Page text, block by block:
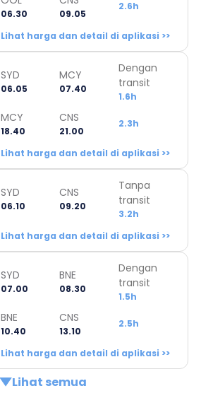
06.30 09.05
2.6h
Lihat harga dan detail di aplikasi >>
SYD
06.05
MCY
07.40
Dengan
transit
1.6h
MCY
18.40
CNS
21.00
2.3h
Lihat harga dan detail di aplikasi >>
SYD
06.10
CNS
09.20
Tanpa
transit
3.2h
Lihat harga dan detail di aplikasi >>
SYD
07.00
BNE
08.30
Dengan
transit
1.5h
BNE
10.40
CNS
13.10
2.5h
Lihat harga dan detail di aplikasi >>
Lihat semua